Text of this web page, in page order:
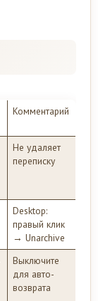
Комментарий
Не удаляет
переписку
Desktop:
правый клик
→ Unarchive
Выключите
для авто-
возврата